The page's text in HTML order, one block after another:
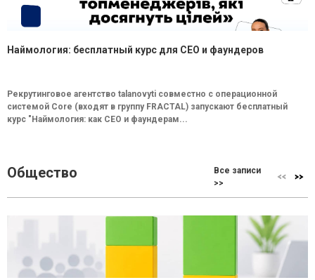
Наймология: бесплатный курс для CEO и фаундеров
Рекрутинговое агентство talanovyti совместно с операционной
системой Core (входят в группу FRACTAL) запускают бесплатный
курс "Наймология: как СEO и фаундерам...
Общество
Все записи
>>